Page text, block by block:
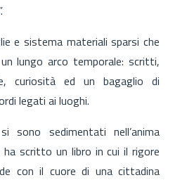
e sistema materiali sparsi che
lungo arco temporale: scritti,
curiosità ed un bagaglio di
legati ai luoghi.
sono sedimentati nell’anima
ha scritto un libro in cui il rigore
con il cuore di una cittadina